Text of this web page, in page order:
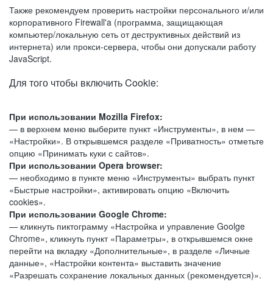
Также рекомендуем проверить настройки персонального и/или
корпоративного Firewall'a (программа, защищающая
компьютер/локальную сеть от деструктивных действий из
интернета) или прокси-сервера, чтобы они допускали работу
JavaScript.
Для того чтобы включить Cookie:
При использовании Mozilla Firefox:
— в верхнем меню выберите пункт «Инструменты», в нем —
«Настройки». В открывшемся разделе «Приватность» отметьте
опцию «Принимать куки с сайтов».
При использовании Opera browser:
— необходимо в пункте меню «Инструменты» выбрать пункт
«Быстрые настройки», активировать опцию «Включить
cookies».
При использовании Google Chrome:
— кликнуть пиктограмму «Настройка и управление Goolge
Chrome», кликнуть пункт «Параметры», в открывшемся окне
перейти на вкладку «Дополнительные», в разделе «Личные
данные», «Настройки контента» выставить значение
«Разрешать сохранение локальных данных (рекомендуется)».